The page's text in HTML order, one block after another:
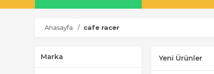
Anasayfa cafe racer
Marka Yeni Ürünler